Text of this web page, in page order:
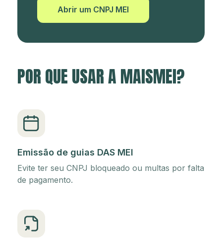
Abrir um CNPJ MEI
POR QUE USAR A MAISMEI?
Emissão de guias DAS MEI
Evite ter seu CNPJ bloqueado ou multas por falta
de pagamento.